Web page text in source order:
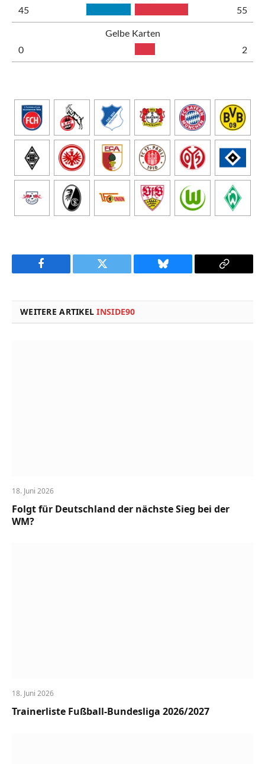
45
55
Gelbe Karten
0
2
Facebook Twitter Bluesky
Copy
WEITERE ARTIKELINSIDE90
18. Juni 2026
Folgt für Deutschland der nächste Sieg bei der
WM?
18. Juni 2026
Trainerliste Fußball-Bundesliga 2026/2027